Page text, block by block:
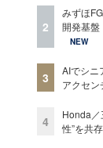
2
みずほ
開発基盤
NEW
3
AIでシニ
アクセン
4
Honda／
性”を共